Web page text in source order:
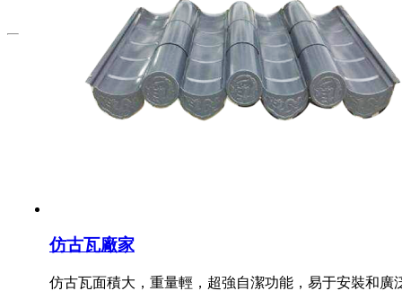
仿古瓦廠家
仿古瓦面積大，重量輕，超強自潔功能，易于安裝和